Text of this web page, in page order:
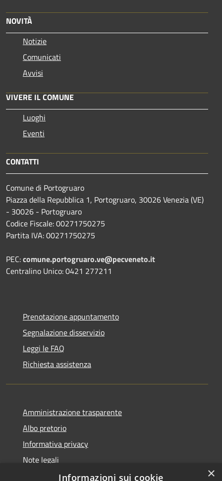
NOVITÀ
Notizie
Comunicati
Avvisi
VIVERE IL COMUNE
Luoghi
Eventi
CONTATTI
Comune di Portogruaro
Piazza della Repubblica 1, Portogruaro, 30026 Venezia (VE)
- 30026 - Portogruaro
Codice Fiscale: 00271750275
Partita IVA: 00271750275
PEC:comune.portogruaro.ve@pecveneto.it
Centralino Unico: 0421 277211
Prenotazione appuntamento
Segnalazione disservizio
Leggi le FAQ
Richiesta assistenza
Amministrazione trasparente
Albo pretorio
Informativa privacy
Note legali
Dichiarazione di accessibilità
×
Informazioni sui cookie